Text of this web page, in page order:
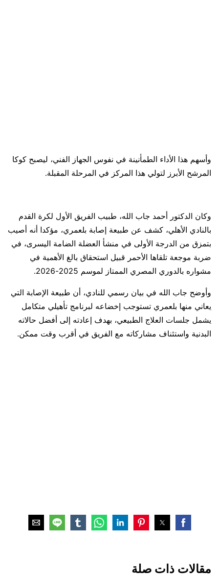
وأسهم هذا الأداء الطمأنينة في نفوس الجهاز الفني، ليصبح كوكا
المرشح الأبرز لتولي هذا المركز في المرحلة المقبلة.
وكان الدكتور أحمد جاب الله، طبيب الفريق الأول لكرة القدم
بالنادي الأهلي، كشف عن طبيعة إصابة بلعمري، مؤكدا أنه أصيب
بتمزق من الدرجة الأولى في منشأ العضلة الضامة اليسرى، في
ضربة موجعة تلقاها الأحمر قبيل استحقاق بالغ الأهمية في
مشواره بالدوري المصري الممتاز لموسم 2025-2026.
وأوضح جاب الله في بيان رسمي للنادي، أن طبيعة الإصابة التي
يعاني منها بلعمري تستوجب إخضاعه لبرنامج تأهيلي متكامل
يشمل جلسات العلاج الطبيعي، بهدف إعادته إلى أفضل حالاته
البدنية واستئناف مشاركاته مع الفريق في أقرب وقت ممكن.
مقالات ذات صلة